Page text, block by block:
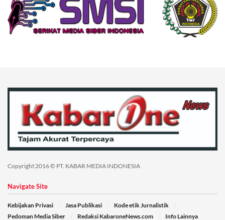
Copyright 2016 © PT. KABAR MEDIA INDONESIA
Navigate Site
Kebijakan Privasi Jasa Publikasi
Kode etik Jurnalistik
Pedoman Media Siber
Redaksi KabaroneNews.com Info Lainnya